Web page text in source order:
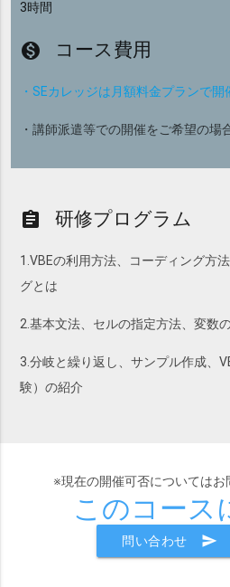
3時間
monetization_on コース費用
・SEカレッジは月額料金プランで
・講師派遣等での開催をご希望の場
assignment 研修プログラム
1.VBEの利用方法、コーディング方
グとは
2.基本文法、セルの指定方法、変数
3.分岐と繰り返し、サンプル作成、
験）の紹介
※現在の開催可否についてはお
このコース
問い合わせ send